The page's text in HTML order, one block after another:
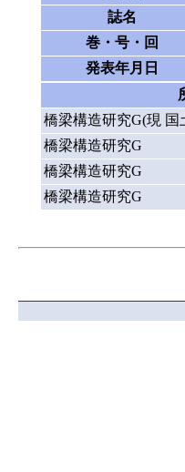
誌名
巻・号・回
発表年月日
橋梁構造研究G(現
橋梁構造研究G
橋梁構造研究G
橋梁構造研究G